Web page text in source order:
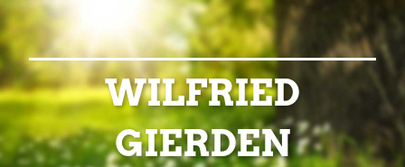
WILFRIED
GIERDEN